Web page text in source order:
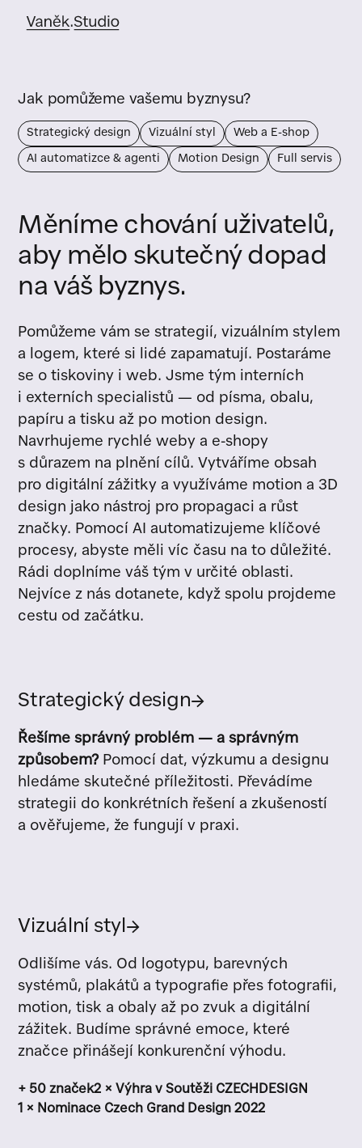
Jak pomůžeme vašemu byznysu?
Strategický design Vizuální styl Web a E-shop
AI automatizce & agenti Motion Design Full servis
Měníme chování uživatelů,
aby mělo skutečný dopad
na váš byznys.
Pomůžeme vám se strategií, vizuálním stylem
a logem, které si lidé zapamatují. Postaráme
se o tiskoviny i web. Jsme tým interních
i externích specialistů — od písma, obalu,
papíru a tisku až po motion design.
Navrhujeme rychlé weby a e-shopy
s důrazem na plnění cílů. Vytváříme obsah
pro digitální zážitky a využíváme motion a 3D
design jako nástroj pro propagaci a růst
značky. Pomocí AI automatizujeme klíčové
procesy, abyste měli víc času na to důležité.
Rádi doplníme váš tým v určité oblasti.
Nejvíce z nás dotanete, když spolu projdeme
cestu od začátku.
Strategický design→
Řešíme správný problém — a správným
způsobem? Pomocí dat, výzkumu a designu
hledáme skutečné příležitosti. Převádíme
strategii do konkrétních řešení a zkušeností
a ověřujeme, že fungují v praxi.
Vizuální styl→
Odlišíme vás. Od logotypu, barevných
systémů, plakátů a typografie přes fotografii,
motion, tisk a obaly až po zvuk a digitální
zážitek. Budíme správné emoce, které
značce přinášejí konkurenční výhodu.
+ 50 značek2 × Výhra v Soutěži CZECHDESIGN
1 × Nominace Czech Grand Design 2022